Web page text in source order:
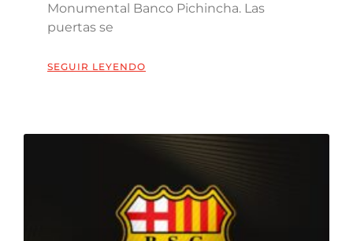
Monumental Banco Pichincha. Las
puertas se
SEGUIR LEYENDO